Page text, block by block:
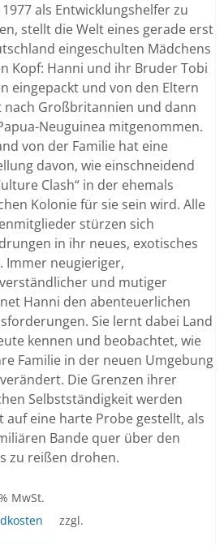
als Entwicklungshelfer zu
stellt die Welt eines gerade erst
eingeschulten Mädchens
Kopf: Hanni und ihr Bruder Tobi
eingepackt und von den Eltern
nach Großbritannien und dann
Neuguinea mitgenommen.
von der Familie hat eine
davon, wie einschneidend
Clash“ in der ehemals
Kolonie für sie sein wird. Alle
stürzen sich
in ihr neues, exotisches
Immer neugieriger,
und mutiger
Hanni den abenteuerlichen
Sie lernt dabei Land
kennen und beobachtet, wie
Familie in der neuen Umgebung
Die Grenzen ihrer
Selbstständigkeit werden
auf eine harte Probe gestellt, als
Bande quer über den
zu reißen drohen.
MwSt.
zzgl.